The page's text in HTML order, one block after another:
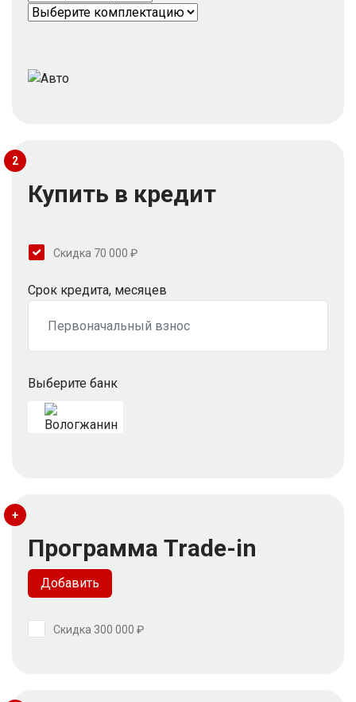
2
Купить в кредит
Скидка 70 000 ₽
Срок кредита, месяцев
Выберите банк
+
Программа Trade-in
Добавить
Скидка 300 000 ₽